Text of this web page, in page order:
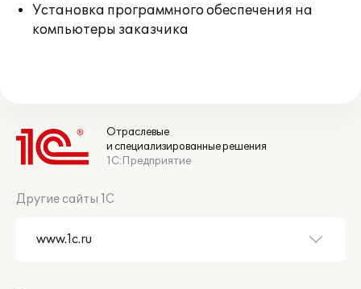
Установка программного обеспечения на
компьютеры заказчика
Отраслевые
и специализированные решения
1С:Предприятие
Другие сайты 1С